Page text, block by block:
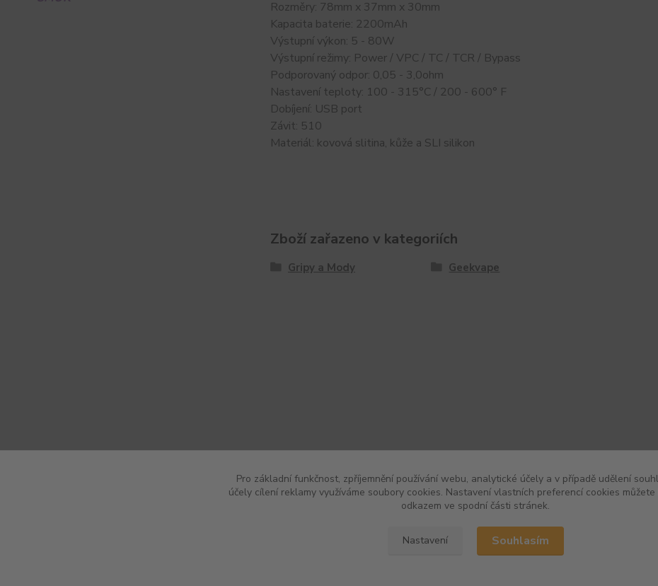
Rozměry: 78mm x 37mm x 30mm
Kapacita baterie: 2200mAh
Výstupní výkon: 5 - 80W
Výstupní režimy: Power / VPC / TC / TCR / Bypass
Podporovaný odpor: 0,05 - 3,0ohm
Nastavení teploty: 100 - 315°C / 200 - 600° F
Dobíjení: USB port
Závit: 510
Materiál: kovová slitina, kůže a SLI silikon
Zboží zařazeno v kategoriích
Gripy a Mody Geekvape
Pro základní funkčnost, zpříjemnění používání webu, analytické účely a v případě udělení
účely cílení reklamy využíváme soubory cookies. Nastavení vlastních preferencí cookies
odkazem ve spodní části stránek.
Nastavení Souhlasím